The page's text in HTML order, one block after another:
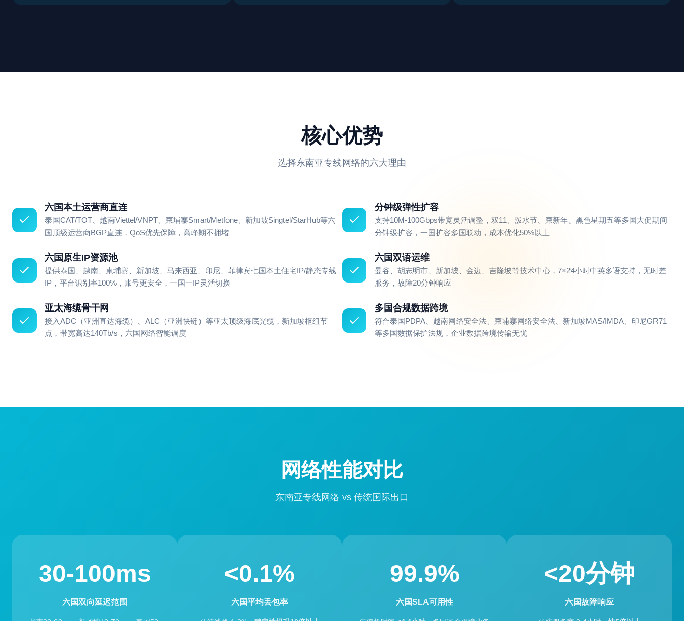
核心优势
选择东南亚专线网络的六大理由
六国本土运营商直连
泰国CAT/TOT、越南Viettel/VNPT、柬埔寨Smart/Metfone、新加坡Singtel/StarHub等六
国顶级运营商BGP直连，QoS优先保障，高峰期不拥堵
六国原生IP资源池
提供泰国、越南、柬埔寨、新加坡、马来西亚、印尼、菲律宾七国本土住宅IP/静态专线
IP，平台识别率100%，账号更安全，一国一IP灵活切换
亚太海缆骨干网
接入ADC（亚洲直达海缆）、ALC（亚洲快链）等亚太顶级海底光缆，新加坡枢纽节
点，带宽高达140Tb/s，六国网络智能调度
分钟级弹性扩容
支持10M-100Gbps带宽灵活调整，双11、泼水节、柬新年、黑色星期五等多国大促期间
分钟级扩容，一国扩容多国联动，成本优化50%以上
六国双语运维
曼谷、胡志明市、新加坡、金边、吉隆坡等技术中心，7×24小时中英多语支持，无时差
服务，故障20分钟响应
多国合规数据跨境
符合泰国PDPA、越南网络安全法、柬埔寨网络安全法、新加坡MAS/IMDA、印尼GR71
等多国数据保护法规，企业数据跨境传输无忧
网络性能对比
东南亚专线网络 vs 传统国际出口
30-100ms
六国双向延迟范围
<0.1%
六国平均丢包率
99.9%
六国SLA可用性
<20分钟
六国故障响应